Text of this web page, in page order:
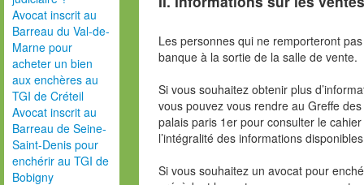
Avocat inscrit au
Barreau du Val-de-
Marne pour
acheter un bien
aux enchères au
TGI de Créteil
Avocat inscrit au
Barreau de Seine-
Saint-Denis pour
enchérir au TGI de
Bobigny
Les personnes qui ne remporteront
banque à la sortie de la salle de vente.
Si vous souhaitez obtenir plus
vous pouvez vous rendre au Greffe
palais paris 1er pour consulter le
l’intégralité des informations
Si vous souhaitez un avocat pour